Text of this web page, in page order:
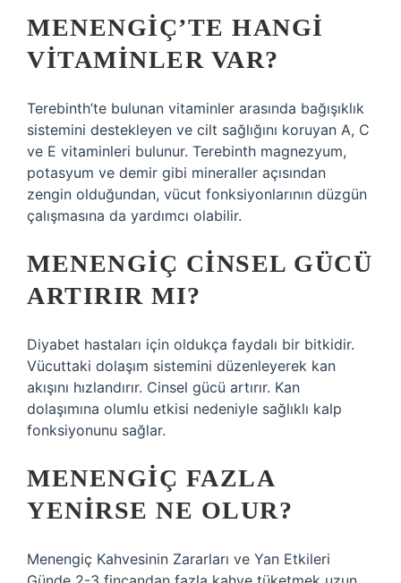
MENENGIÇ’TE HANGI
VITAMINLER VAR?
Terebinth’te bulunan vitaminler arasında bağışıklık
sistemini destekleyen ve cilt sağlığını koruyan A, C
ve E vitaminleri bulunur. Terebinth magnezyum,
potasyum ve demir gibi mineraller açısından
zengin olduğundan, vücut fonksiyonlarının düzgün
çalışmasına da yardımcı olabilir.
MENENGIÇ CINSEL GÜCÜ
ARTIRIR MI?
Diyabet hastaları için oldukça faydalı bir bitkidir.
Vücuttaki dolaşım sistemini düzenleyerek kan
akışını hızlandırır. Cinsel gücü artırır. Kan
dolaşımına olumlu etkisi nedeniyle sağlıklı kalp
fonksiyonunu sağlar.
MENENGIÇ FAZLA
YENIRSE NE OLUR?
Menengiç Kahvesinin Zararları ve Yan Etkileri